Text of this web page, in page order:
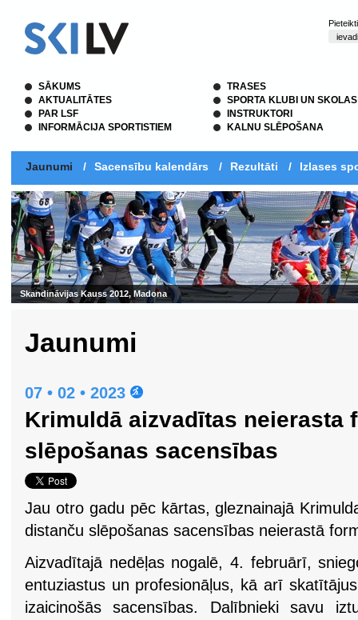
SĀKUMS
AKTUALITĀTES
PAR LSF
INFORMĀCIJA SPORTISTIEM
TRASES
SPORTA KLUBI UN SKOLAS
INSTRUKTORI
KALNU SLĒPOŠANA
Jaunumi / Sacensību kalendārs / Rezultāti / Izlases
Skandināvijas Kauss 2012, Madona
Jaunumi
07 • 02 • 2023
Krimuldā aizvadītas neierasta
slēpošanas sacensības
Jau otro gadu pēc kārtas, gleznainajā
distanču slēpošanas sacensības neierastā
Aizvadītajā nedēļas nogalē, 4. februārī,
entuziastus un profesionāļus, kā arī
izaicinošās sacensības. Dalībnieki savu